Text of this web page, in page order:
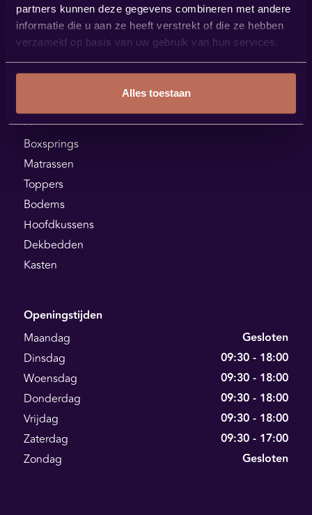
partners kunnen deze gegevens combineren met andere
informatie die u aan ze heeft verstrekt of die ze hebben
verzameld op basis van uw gebruik van hun services.
Alles toestaan
Steenstraat 144
5831 JK Boxmeer
Plan je route
Assortiment
Boxsprings
Matrassen
Toppers
Bodems
Hoofdkussens
Dekbedden
Kasten
Openingstijden
Maandag Gesloten
Dinsdag 09:30 - 18:00
Woensdag 09:30 - 18:00
Donderdag 09:30 - 18:00
Vrijdag 09:30 - 18:00
Zaterdag 09:30 - 17:00
Zondag Gesloten